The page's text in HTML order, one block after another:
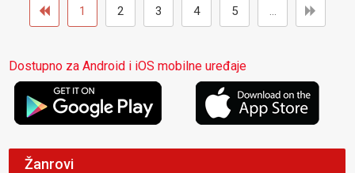
1 2 3 4 5 ...
Dostupno za Android i iOS mobilne uređaje
Žanrovi